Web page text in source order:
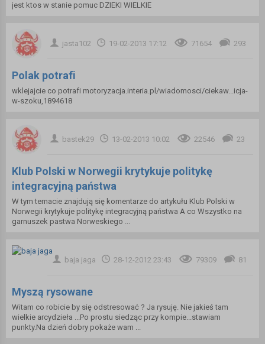
jest ktos w stanie pomuc DZIEKI WIELKIE
jasta102 19-02-2013 17:12 71654 293
Polak potrafi
wklejajcie co potrafi motoryzacja.interia.pl/wiadomosci/ciekaw...icja-
w-szoku,1894618
bastek29 13-02-2013 10:02 22546 23
Klub Polski w Norwegii krytykuje politykę
integracyjną państwa
W tym temacie znajdują się komentarze do artykułu Klub Polski w
Norwegii krytykuje politykę integracyjną państwa A co Wszystko na
garnuszek pastwa Norweskiego ...
baja jaga 28-12-2012 23:43 79309 81
Myszą rysowane
Witam co robicie by się odstresować ? Ja rysuję. Nie jakieś tam
wielkie arcydzieła ...Po prostu siedząc przy kompie...stawiam
punkty.Na dzień dobry pokaże wam ...